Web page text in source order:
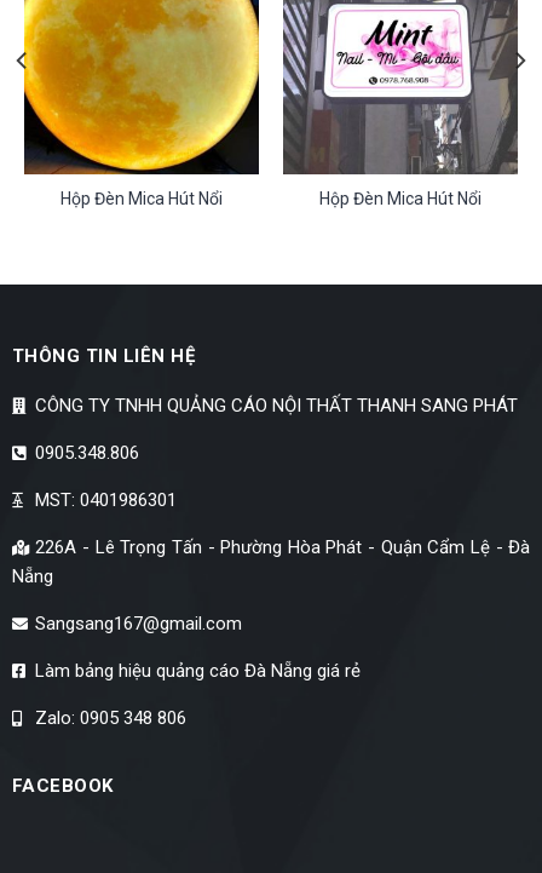
Hộp Đèn Mica Hút Nổi Hộp Đèn Mica Hút Nổi
THÔNG TIN LIÊN HỆ
CÔNG TY TNHH QUẢNG CÁO NỘI THẤT THANH SANG PHÁT
0905.348.806
MST: 0401986301
226A - Lê Trọng Tấn - Phường Hòa Phát - Quận Cẩm Lệ - Đà
Nẵng
Sangsang167@gmail.com
Làm bảng hiệu quảng cáo Đà Nẵng giá rẻ
Zalo: 0905 348 806
FACEBOOK